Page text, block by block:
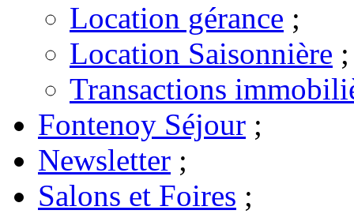
Location gérance ;
Location Saisonnière ;
Transactions
Fontenoy Séjour ;
Newsletter ;
Salons et Foires ;